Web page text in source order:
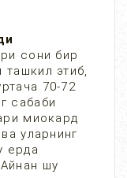
сони бир
ташкил этиб,
70-72
сабаби
миокард
уларнинг
ерда
шу